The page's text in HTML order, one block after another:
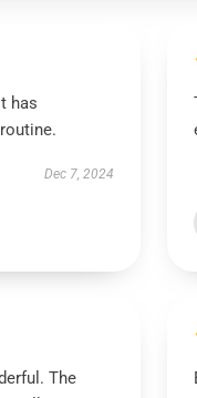
has
Dec 7, 2024
The